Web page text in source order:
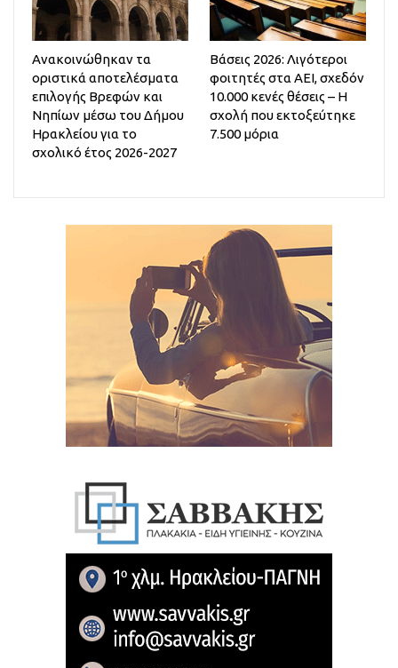
Ανακοινώθηκαν τα
οριστικά αποτελέσματα
επιλογής Βρεφών και
Νηπίων μέσω του Δήμου
Ηρακλείου για το
σχολικό έτος 2026-2027
Βάσεις 2026: Λιγότεροι
φοιτητές στα ΑΕΙ, σχεδόν
10.000 κενές θέσεις – Η
σχολή που εκτοξεύτηκε
7.500 μόρια